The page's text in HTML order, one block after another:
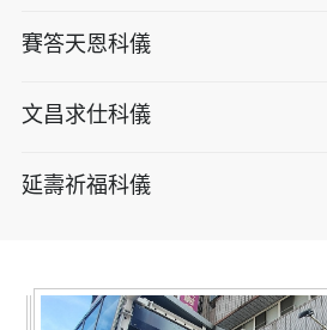
賽答天恩科儀
文昌求仕科儀
延壽祈福科儀